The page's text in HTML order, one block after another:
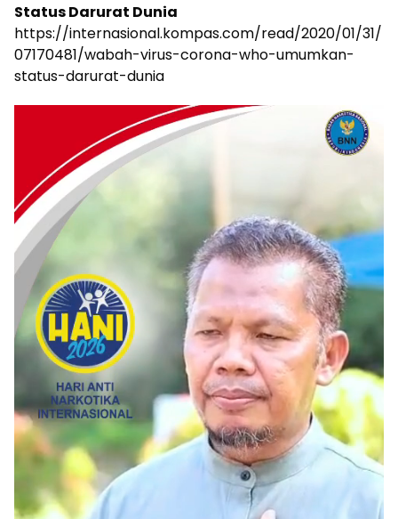
Status Darurat Dunia
https://internasional.kompas.com/read/2020/01/31/
07170481/wabah-virus-corona-who-umumkan-
status-darurat-dunia